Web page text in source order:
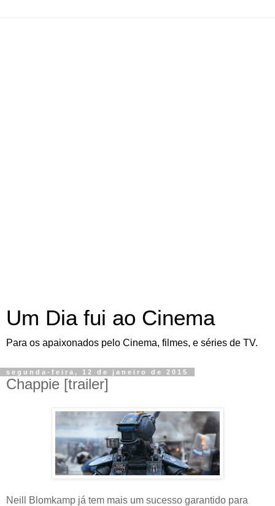
Um Dia fui ao Cinema
Para os apaixonados pelo Cinema, filmes, e séries de TV.
segunda-feira, 12 de janeiro de 2015
Chappie [trailer]
Neill Blomkamp já tem mais um sucesso garantido para